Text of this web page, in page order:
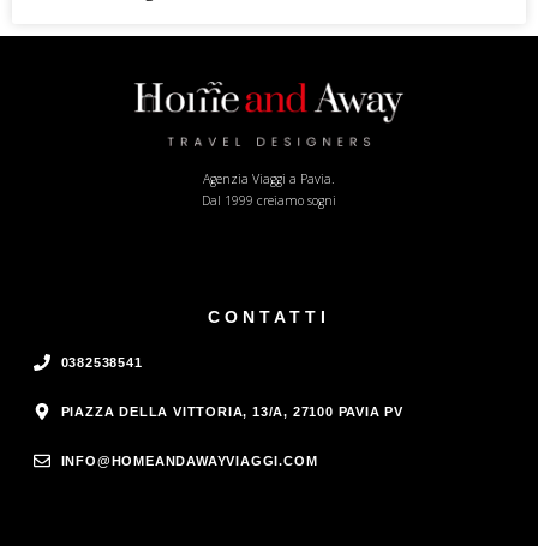
Agenzia Viaggi a Pavia.
Dal 1999 creiamo sogni
CONTATTI
0382538541
PIAZZA DELLA VITTORIA, 13/A, 27100 PAVIA PV
INFO@HOMEANDAWAYVIAGGI.COM